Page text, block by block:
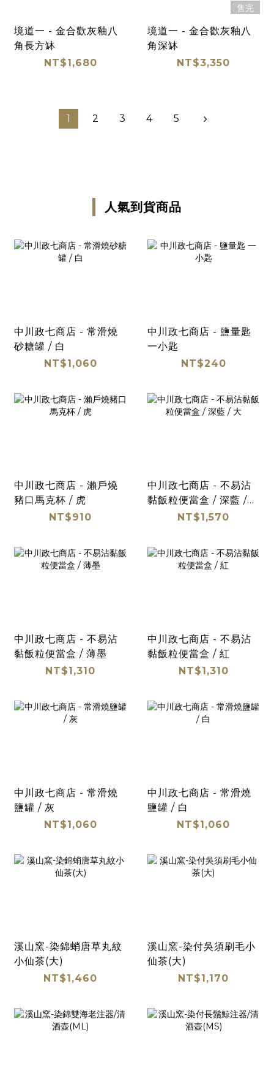
境道一 - 金合歡灰釉八
角長方缽
NT$1,680
售完
境道一 - 金合歡灰釉八
角深缽
NT$3,350
1 2 3 4 5
人氣到貨商品
中川政七商店 - 常滑燒
砂糖罐 / 白
NT$1,060
中川政七商店 - 鹽量匙
一小匙
NT$240
中川政七商店 - 瀨戶燒
豬口馬克杯 / 虎
NT$910
中川政七商店 - 不易沾
黏飯粒便當盒 / 深藍 /
NT$1,570
中川政七商店 - 不易沾
黏飯粒便當盒 / 薄墨
NT$1,310
中川政七商店 - 不易沾
黏飯粒便當盒 / 紅
NT$1,310
中川政七商店 - 常滑燒
鹽罐 / 灰
NT$1,060
中川政七商店 - 常滑燒
鹽罐 / 白
NT$1,060
溪山窯-染錦蛸唐草丸紋
小仙茶(大)
NT$1,460
溪山窯-染付吳須刷毛小
仙茶(大)
NT$1,170